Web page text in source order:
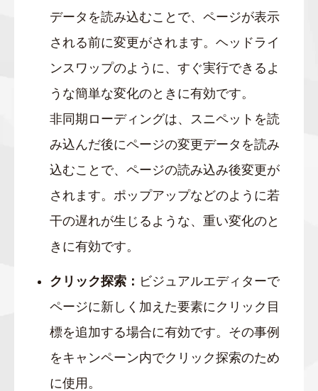
データを読み込むことで、ページが表示
される前に変更がされます。ヘッドライ
ンスワップのように、すぐ実行できるよ
うな簡単な変化のときに有効です。
非同期ローディングは、スニペットを読
み込んだ後にページの変更データを読み
込むことで、ページの読み込み後変更が
されます。ポップアップなどのように若
干の遅れが生じるような、重い変化のと
きに有効です。
クリック探索： ビジュアルエディターで
ページに新しく加えた要素にクリック目
標を追加する場合に有効です。その事例
をキャンペーン内でクリック探索のため
に使用。